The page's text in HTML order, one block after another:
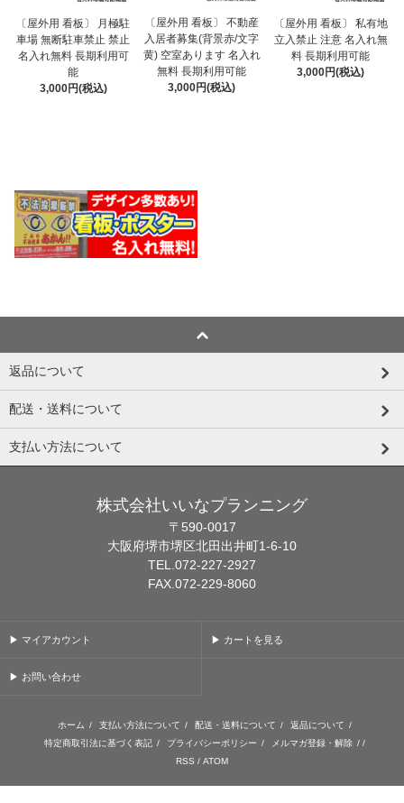
〔屋外用 看板〕 月極駐
車場 無断駐車禁止 禁止
名入れ無料 長期利用可
能
3,000円(税込)
〔屋外用 看板〕 不動産
入居者募集(背景赤/文字
黄) 空室あります 名入れ
無料 長期利用可能
3,000円(税込)
〔屋外用 看板〕 私有地
立入禁止 注意 名入れ無
料 長期利用可能
3,000円(税込)
返品について
配送・送料について
支払い方法について
株式会社いいなプランニング
〒590-0017
大阪府堺市堺区北田出井町1-6-10
TEL.072-227-2927
FAX.072-229-8060
▶ マイアカウント ▶ カートを見る
▶ お問い合わせ
ホーム / 支払い方法について / 配送・送料について / 返品について /
特定商取引法に基づく表記 / プライバシーポリシー / メルマガ登録・解除 / /
RSS / ATOM